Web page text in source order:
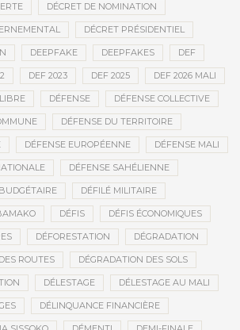
DÉCRET DE NOMINATION
DÉCRET PRÉSIDENTIEL
DEEPFAKE DEEPFAKES DEF
DEF 2023 DEF 2025 DEF 2026 MALI
DÉFENSE DÉFENSE COLLECTIVE
DÉFENSE DU TERRITOIRE
DÉFENSE EUROPÉENNE DÉFENSE MALI
DÉFENSE SAHÉLIENNE
DÉFILÉ MILITAIRE
DÉFIS DÉFIS ÉCONOMIQUES
DÉFORESTATION DÉGRADATION
ROUTES DÉGRADATION DES SOLS
DÉLESTAGE DÉLESTAGE AU MALI
DÉLINQUANCE FINANCIÈRE